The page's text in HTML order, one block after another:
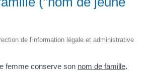
de l'information légale et administrative
femme conserve son nom de famille.